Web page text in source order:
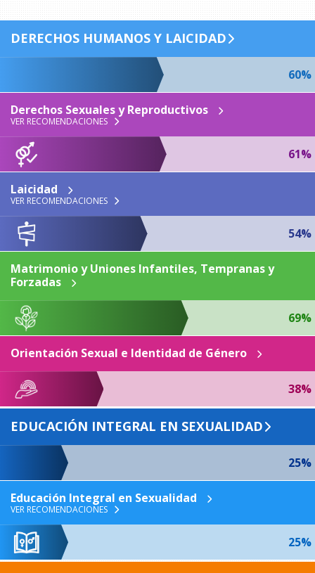
DERECHOS HUMANOS Y LAICIDAD
60%
Derechos Sexuales y Reproductivos
VER RECOMENDACIONES
61%
Laicidad
VER RECOMENDACIONES
54%
Matrimonio y Uniones Infantiles, Tempranas y
Forzadas
69%
Orientación Sexual e Identidad de Género
38%
EDUCACIÓN INTEGRAL EN SEXUALIDAD
25%
Educación Integral en Sexualidad
VER RECOMENDACIONES
25%